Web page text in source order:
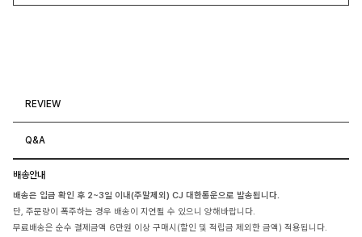
REVIEW
Q&A
배송안내
배송은 입금 확인 후 2~3일 이내(주말제외) CJ 대한통운으로 발송됩니다.
단, 주문량이 폭주하는 경우 배송이 지연될 수 있으니 양해바랍니다.
무료배송은 순수 결제금액 6만원 이상 구매시(할인 및 적립금 제외한 금액) 적용됩니다.